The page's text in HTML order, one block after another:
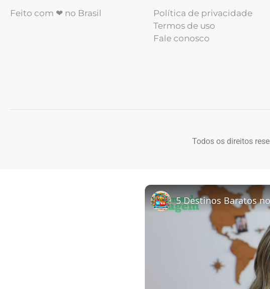
Feito com ❤ no Brasil
Política de privacidade
Termos de uso
Fale conosco
Todos os direitos